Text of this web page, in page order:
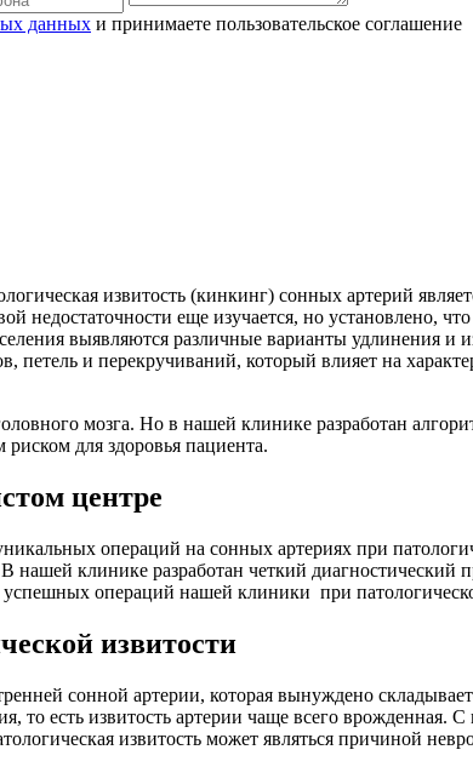
данных и принимаете пользовательское соглашение
извитость (кинкинг) сонных артерий
недостаточности еще изучается, но установлено,
выявляются различные варианты удлинения и
петель и перекручиваний, который влияет на
мозга. Но в нашей клинике разработан
для здоровья пациента.
центре
операций на сонных артериях при
нашей клинике разработан четкий
операций нашей клиники при
извитости
сонной артерии, которая вынуждено
то есть извитость артерии чаще всего
извитость может являться причиной